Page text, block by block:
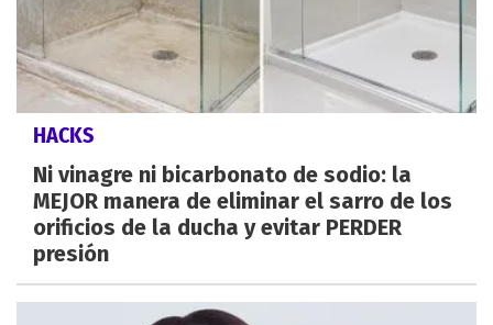
HACKS
Ni vinagre ni bicarbonato de sodio: la
MEJOR manera de eliminar el sarro de los
orificios de la ducha y evitar PERDER
presión